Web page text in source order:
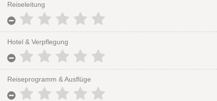
Reiseleitung
Hotel & Verpflegung
Reiseprogramm & Ausflüge